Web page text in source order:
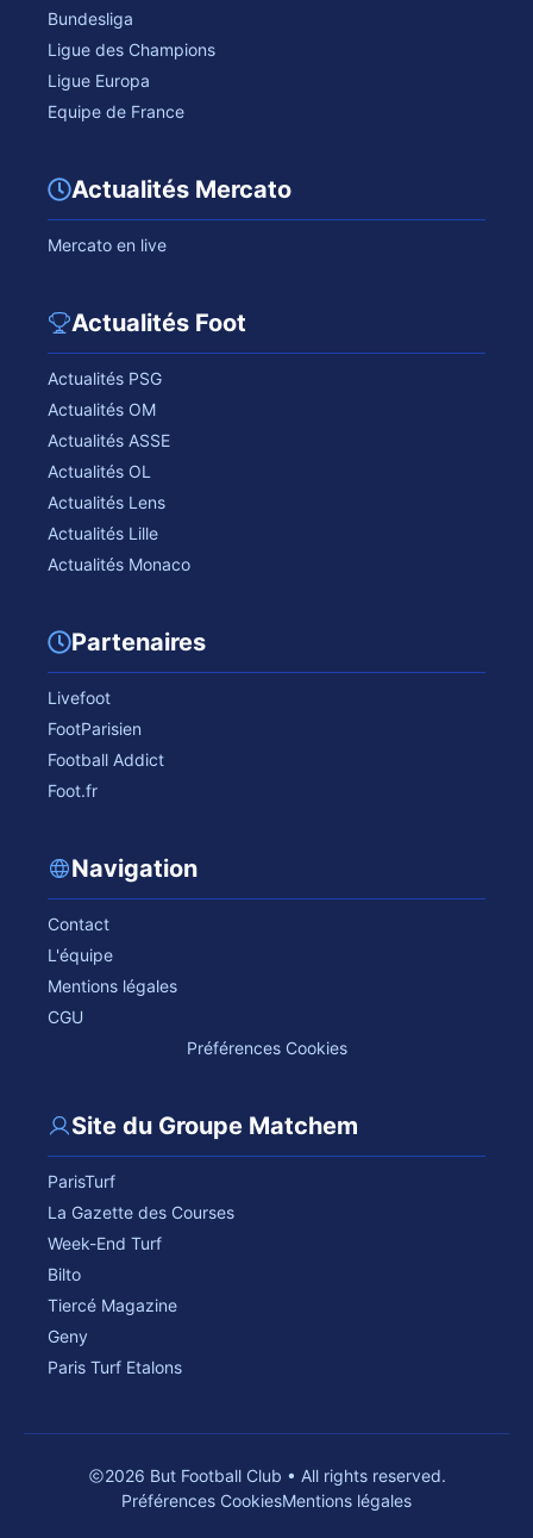
Bundesliga
Ligue des Champions
Ligue Europa
Equipe de France
Actualités Mercato
Mercato en live
Actualités Foot
Actualités PSG
Actualités OM
Actualités ASSE
Actualités OL
Actualités Lens
Actualités Lille
Actualités Monaco
Partenaires
Livefoot
FootParisien
Football Addict
Foot.fr
Navigation
Contact
L'équipe
Mentions légales
CGU
Préférences Cookies
Site du Groupe Matchem
ParisTurf
La Gazette des Courses
Week-End Turf
Bilto
Tiercé Magazine
Geny
Paris Turf Etalons
2026 But Football Club • All rights reserved.
Préférences CookiesMentions légales